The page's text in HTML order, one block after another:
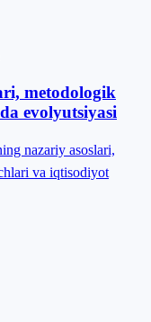
metodologik
evolyutsiyasi
nazariy asoslari,
va iqtisodiyot